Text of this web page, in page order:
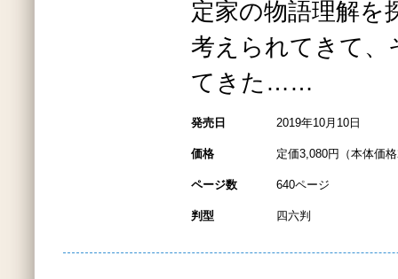
定家の物語理解を
考えられてきて、
てきた……
発売日 2019年10月10日
価格 定価3,080円（本体価
ページ数 640ページ
判型 四六判